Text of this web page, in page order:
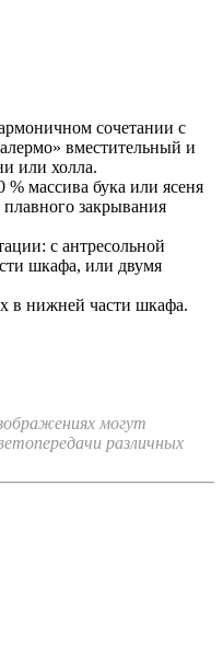
сочетании с
вместительный и
или холла.
% массива бука или ясеня
закрывания
c антресольной
шкафа, или двумя
в нижней части шкафа.
могут
различных